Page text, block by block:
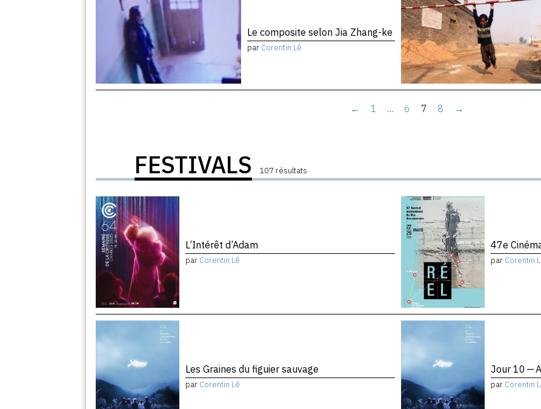
Le composite selon Jia Zhang-ke
par Corentin Lê
← 1 … 6 7 8 →
FESTIVALS 107 résultats
L’Intérêt d’Adam
par Corentin Lê
47e
par Corentin
Les Graines du figuier sauvage
par Corentin Lê
Jour 10 —
par Corentin